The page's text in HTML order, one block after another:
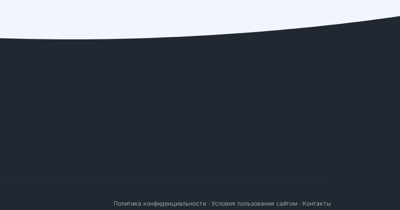
Политика конфиденциальности · Условия пользования сайтом · Контакты